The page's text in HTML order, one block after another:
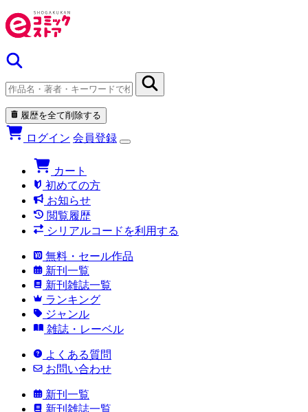
履歴を全て削除する
ログイン 会員登録
カート
初めての方
お知らせ
閲覧履歴
シリアルコードを利用する
無料・セール作品
新刊一覧
新刊雑誌一覧
ランキング
ジャンル
雑誌・レーベル
よくある質問
お問い合わせ
新刊一覧
新刊雑誌一覧